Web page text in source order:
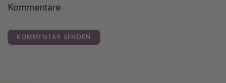
Kommentare
KOMMENTAR SENDEN